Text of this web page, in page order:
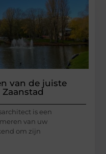
van de juiste
is een
van uw
om zijn